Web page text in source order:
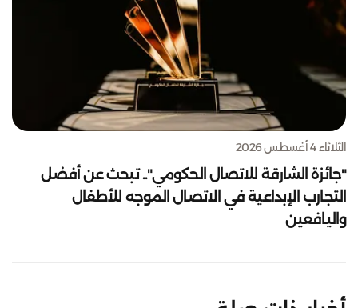
الثلاثاء 4 أغسطس 2026
"جائزة الشارقة للاتصال الحكومي".. تبحث عن أفضل
التجارب الإبداعية في الاتصال الموجه للأطفال
واليافعين